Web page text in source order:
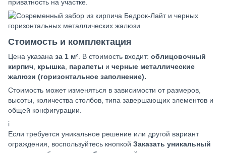
приватность на участке.
Стоимость и комплектация
Цена указана за 1 м² . В стоимость входит: облицовочный
кирпич крышка парапеты и черные металлические
жалюзи (горизонтальное заполнение).
Стоимость может изменяться в зависимости от размеров,
высоты, количества столбов, типа завершающих элементов и
общей конфигурации.
i
Если требуется уникальное решение или другой вариант
ограждения, воспользуйтесь кнопкой Заказать уникальный